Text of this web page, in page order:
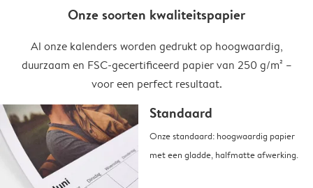
Onze soorten kwaliteitspapier
Al onze kalenders worden gedrukt op hoogwaardig,
duurzaam en FSC-gecertificeerd papier van 250 g/m² –
voor een perfect resultaat.
Standaard
Onze standaard: hoogwaardig papier
met een gladde, halfmatte afwerking.